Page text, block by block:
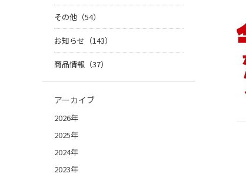
その他（54）
お知らせ（143）
商品情報（37）
アーカイブ
2026年
2025年
2024年
2023年